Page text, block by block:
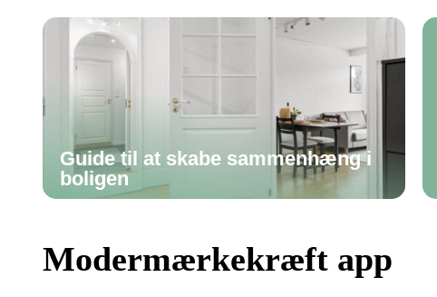
Guide til at skabe sammenhæng i
boligen
Modermærkekræft app